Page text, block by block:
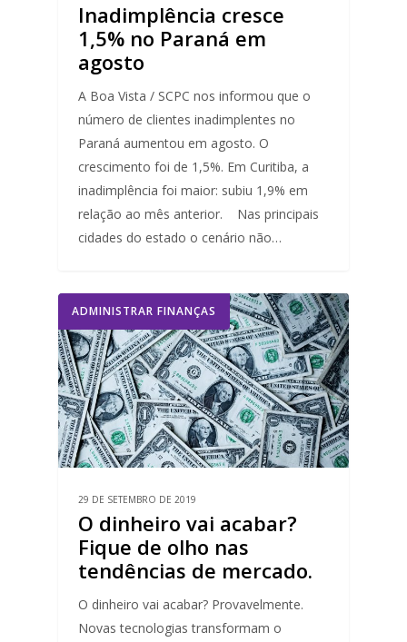
Inadimplência cresce
1,5% no Paraná em
agosto
A Boa Vista / SCPC nos informou que o
número de clientes inadimplentes no
Paraná aumentou em agosto. O
crescimento foi de 1,5%. Em Curitiba, a
inadimplência foi maior: subiu 1,9% em
relação ao mês anterior. Nas principais
cidades do estado o cenário não…
ADMINISTRAR FINANÇAS
29 DE SETEMBRO DE 2019
O dinheiro vai acabar?
Fique de olho nas
tendências de mercado.
O dinheiro vai acabar? Provavelmente.
Novas tecnologias transformam o